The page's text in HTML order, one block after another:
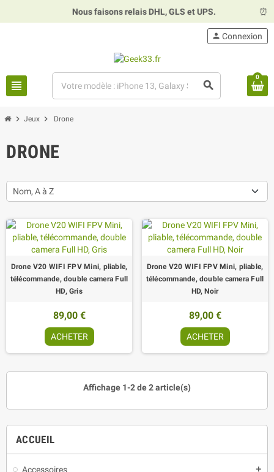
Nous faisons relais DHL, GLS et UPS. ⏰
view_headline search
person Connexion
0
chevron_right Jeux chevron_right Drone
ACCUEIL
Accessoires add
DRONE
Nom, A à Z
Drone V20 WIFI FPV Mini, pliable,
télécommande, double camera Full
HD, Gris
89,00 €
ACHETER
Drone V20 WIFI FPV Mini, pliable,
télécommande, double camera Full
HD, Noir
89,00 €
ACHETER
Affichage 1-2 de 2 article(s)